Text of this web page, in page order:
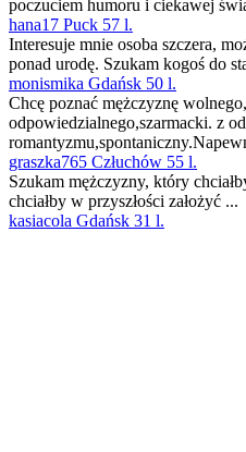
poczuciem humoru i ciekawej
hana17 Puck 57 l.
Interesuje mnie osoba szczera,
ponad urodę. Szukam kogoś do
monismika Gdańsk 50 l.
Chcę poznać mężczyznę
odpowiedzialnego,szarmacki. z
graszka765 Człuchów 55 l.
Szukam mężczyzny, który
chciałby w przyszłości założyć ...
kasiacola Gdańsk 31 l.